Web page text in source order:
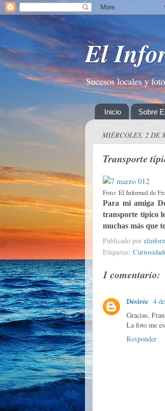
El
Sucesos locales y
Inicio Sobre
MIÉRCOLES, 2 DE
Transporte
Foto: El Informal de
Para mi amiga
transporte típico
muchas más que
Publicado por
Etiquetas:
1 comentario:
Désirée 4
Gracias,
La foto me
Responder